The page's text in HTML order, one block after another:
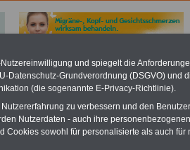
Anlage 2
BEHÖRDEN-ABOmit drei
Ratgebern zum
und spiegelt die
Datenschutz-Grundverordnung (DSGVO) und
(die sogenannte E-Privacy-Richtlinie).
zu verbessern und den
Nutzerdaten - auch ihre
Cookies sowohl für personalisierte als auch für